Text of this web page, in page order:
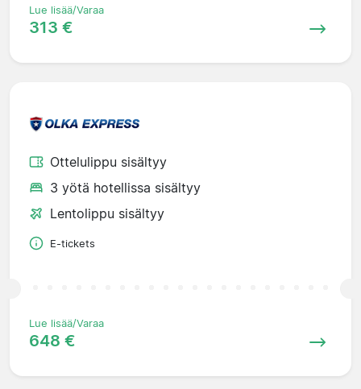
Lue lisää/Varaa
313 €
Ottelulippu sisältyy
3 yötä hotellissa sisältyy
Lentolippu sisältyy
E-tickets
Lue lisää/Varaa
648 €